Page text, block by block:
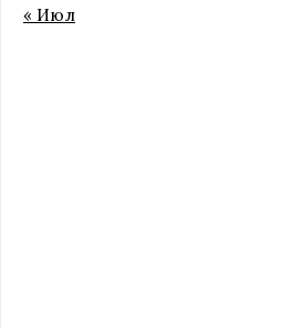
« Июл